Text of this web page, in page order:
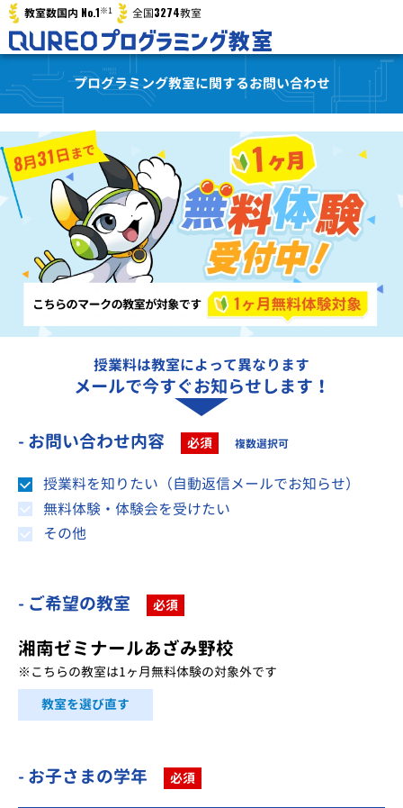
教室数国内 No.1※1 全国3274教室
プログラミング教室に関するお問い合わせ
授業料は教室によって異なります
メールで今すぐお知らせします！
- お問い合わせ内容 必須 複数選択可
授業料を知りたい（自動返信メールでお知らせ）
無料体験・体験会を受けたい
その他
- ご希望の教室 必須
湘南ゼミナールあざみ野校
※こちらの教室は1ヶ月無料体験の対象外です
教室を選び直す
- お子さまの学年 必須